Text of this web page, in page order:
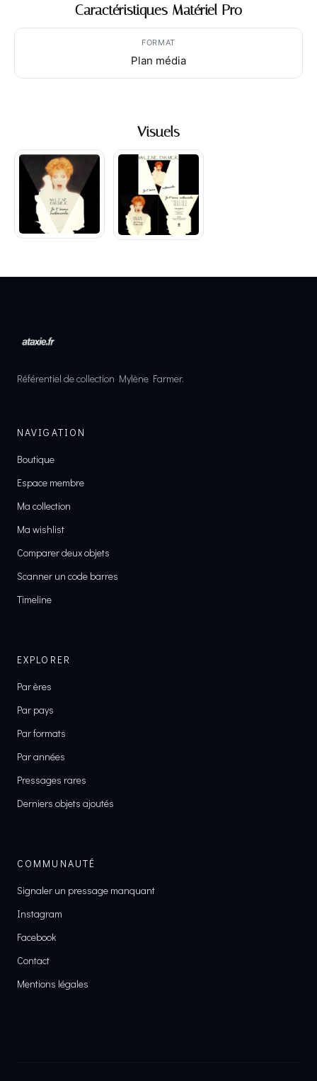
Caractéristiques Matériel Pro
FORMAT
Plan média
Visuels
Référentiel de collection Mylène Farmer.
NAVIGATION
Boutique
Espace membre
Ma collection
Ma wishlist
Comparer deux objets
Scanner un code barres
Timeline
EXPLORER
Par ères
Par pays
Par formats
Par années
Pressages rares
Derniers objets ajoutés
COMMUNAUTÉ
Signaler un pressage manquant
Instagram
Facebook
Contact
Mentions légales